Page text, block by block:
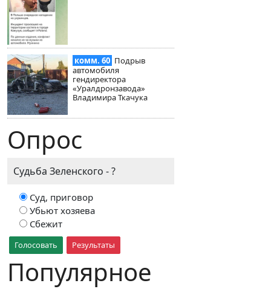
комм. 60 Подрыв
автомобиля
гендиректора
«Уралдронзавода»
Владимира Ткачука
Опрос
Судьба Зеленского - ?
Суд, приговор
Убьют хозяева
Сбежит
Голосовать Результаты
Популярное